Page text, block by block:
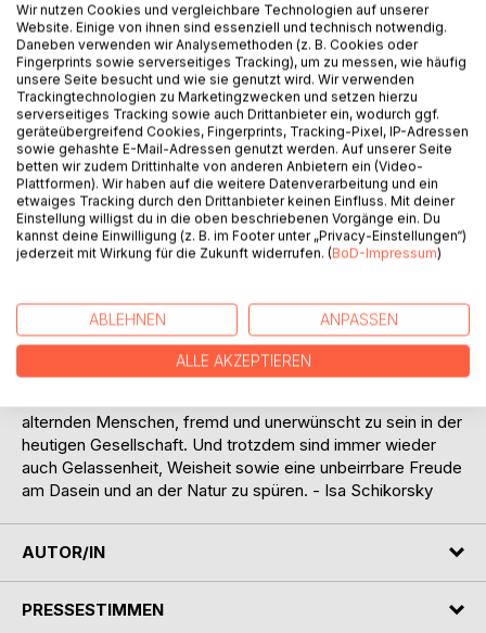
Auf die Merkliste
Titel bewerten
BESCHREIBUNG
Alltags gesammelt. Sein melancholischer Blick gilt den
Ungewissheiten des Lebens in einer krisenhaften
Gegenwart. Die Beobachtungen changieren zwischen Tag
und Traum, Sein und Vergehen, Sehnsucht und Einsamkeit.
alternden Menschen, fremd und unerwünscht zu sein in der
heutigen Gesellschaft. Und trotzdem sind immer wieder
auch Gelassenheit, Weisheit sowie eine unbeirrbare Freude
am Dasein und an der Natur zu spüren. - Isa Schikorsky
AUTOR/IN
PRESSESTIMMEN
Wir nutzen Cookies und vergleichbare Technologien auf unserer
Website. Einige von ihnen sind essenziell und technisch notwendig.
Daneben verwenden wir Analysemethoden (z. B. Cookies oder
Fingerprints sowie serverseitiges Tracking), um zu messen, wie häufig
unsere Seite besucht und wie sie genutzt wird. Wir verwenden
Trackingtechnologien zu Marketingzwecken und setzen hierzu
serverseitiges Tracking sowie auch Drittanbieter ein, wodurch ggf.
geräteübergreifend Cookies, Fingerprints, Tracking-Pixel, IP-Adressen
sowie gehashte E-Mail-Adressen genutzt werden. Auf unserer Seite
betten wir zudem Drittinhalte von anderen Anbietern ein (Video-
Plattformen). Wir haben auf die weitere Datenverarbeitung und ein
etwaiges Tracking durch den Drittanbieter keinen Einfluss. Mit deiner
Einstellung willigst du in die oben beschriebenen Vorgänge ein. Du
kannst deine Einwilligung (z. B. im Footer unter „Privacy-Einstellungen“)
jederzeit mit Wirkung für die Zukunft widerrufen. (BoD-Impressum)
ABLEHNEN ANPASSEN
ALLE AKZEPTIEREN